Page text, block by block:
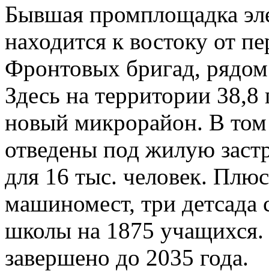
Бывшая промплощадка
находится к востоку от
Фронтовых бригад,
Здесь на территории 38,8
новый микрорайон. В том
отведены под жилую
для 16 тыс. человек.
машиномест, три детсада
школы на 1875 учащихся.
завершено до 2035 года.